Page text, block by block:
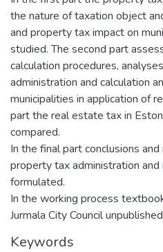
the nature of taxation object
and property tax impact on
studied. The second part
calculation procedures,
administration and calculation
municipalities in application of
part the real estate tax in
compared.
In the final part conclusions
property tax administration
formulated.
In the working process
Jurmala City Council
Keywords